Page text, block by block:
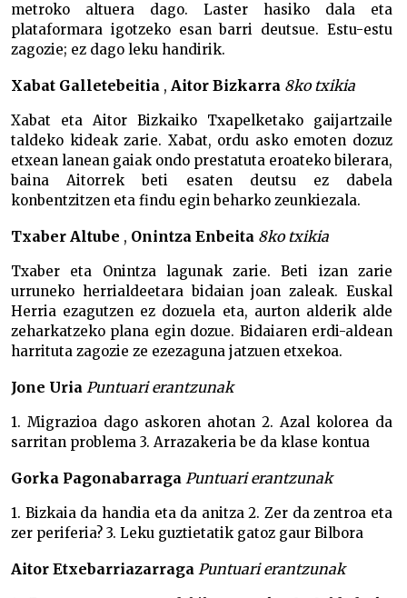
metroko altuera dago. Laster hasiko dala eta
plataformara igotzeko esan barri deutsue. Estu-estu
zagozie; ez dago leku handirik.
Xabat Galletebeitia , Aitor Bizkarra 8ko txikia
Xabat eta Aitor Bizkaiko Txapelketako gaijartzaile
taldeko kideak zarie. Xabat, ordu asko emoten dozuz
etxean lanean gaiak ondo prestatuta eroateko bilerara,
baina Aitorrek beti esaten deutsu ez dabela
konbentzitzen eta findu egin beharko zeunkiezala.
Txaber Altube , Onintza Enbeita 8ko txikia
Txaber eta Onintza lagunak zarie. Beti izan zarie
urruneko herrialdeetara bidaian joan zaleak. Euskal
Herria ezagutzen ez dozuela eta, aurton alderik alde
zeharkatzeko plana egin dozue. Bidaiaren erdi-aldean
harrituta zagozie ze ezezaguna jatzuen etxekoa.
Jone Uria Puntuari erantzunak
1. Migrazioa dago askoren ahotan 2. Azal kolorea da
sarritan problema 3. Arrazakeria be da klase kontua
Gorka Pagonabarraga Puntuari erantzunak
1. Bizkaia da handia eta da anitza 2. Zer da zentroa eta
zer periferia? 3. Leku guztietatik gatoz gaur Bilbora
Aitor Etxebarriazarraga Puntuari erantzunak